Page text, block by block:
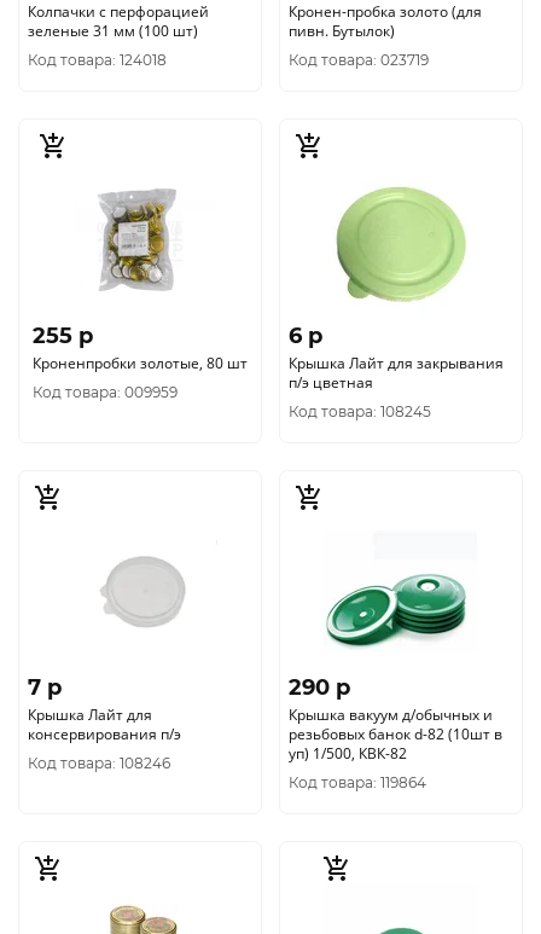
Колпачки с перфорацией
зеленые 31 мм (100 шт)
Код товара: 124018
Кронен-пробка золото (для
пивн. Бутылок)
Код товара: 023719
255 p
Кроненпробки золотые, 80 шт
Код товара: 009959
6 p
Крышка Лайт для закрывания
п/э цветная
Код товара: 108245
7 p
Крышка Лайт для
консервирования п/э
Код товара: 108246
290 p
Крышка вакуум д/обычных и
резьбовых банок d-82 (10шт в
уп) 1/500, КВК-82
Код товара: 119864